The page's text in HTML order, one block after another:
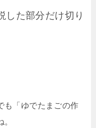
した部分だけ切り
も「ゆでたまごの作